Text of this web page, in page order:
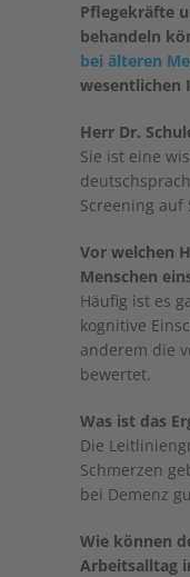
Pflegekräfte
behandeln
bei älteren
wesentlichen
Herr Dr.
Sie ist eine
Screening
Vor welchen
Menschen
Häufig ist es
kognitive
anderem die
bewertet.
Was ist das
Die
Schmerzen
bei Demenz
Wie können
Arbeitsalltag